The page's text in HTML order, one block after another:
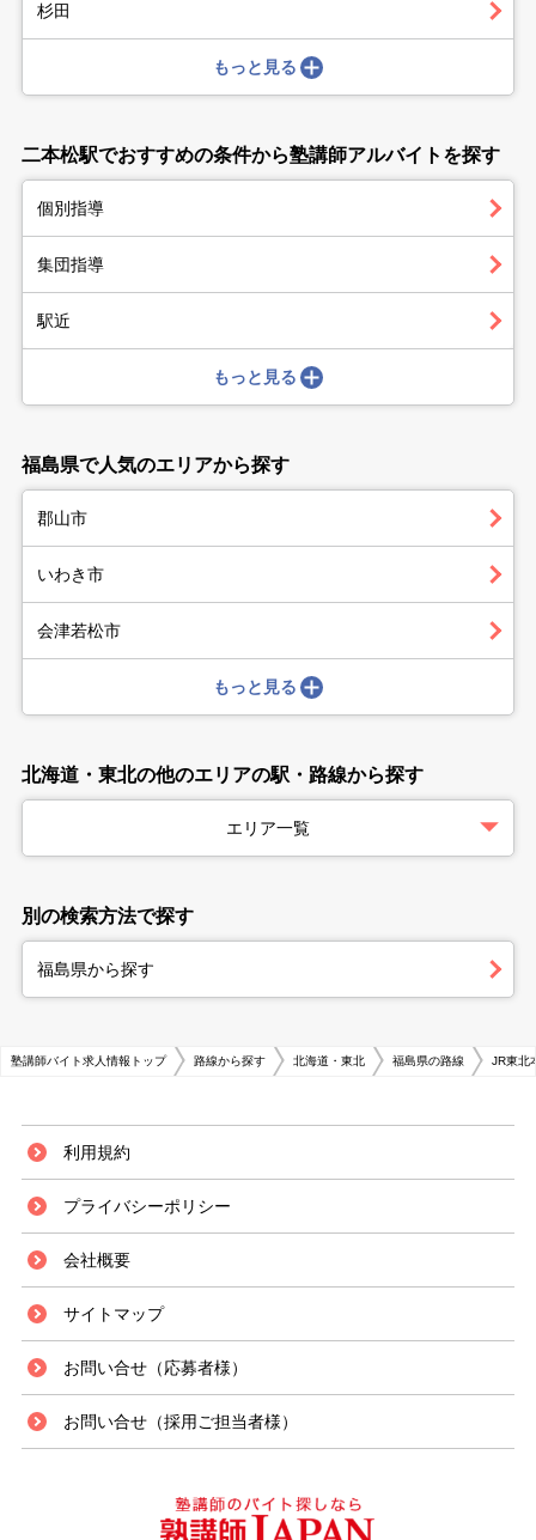
杉田
もっと見る
二本松駅でおすすめの条件から塾講師アルバイトを探す
個別指導
集団指導
駅近
もっと見る
福島県で人気のエリアから探す
郡山市
いわき市
会津若松市
もっと見る
北海道・東北の他のエリアの駅・路線から探す
エリア一覧
別の検索方法で探す
福島県から探す
塾講師バイト求人情報トップ 路線から探す 北海道・東北 福島県の路線 JR東北
利用規約
プライバシーポリシー
会社概要
サイトマップ
お問い合せ（応募者様）
お問い合せ（採用ご担当者様）